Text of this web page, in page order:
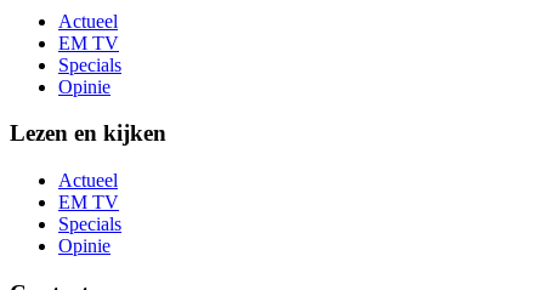
Actueel
EM TV
Specials
Opinie
Lezen en kijken
Actueel
EM TV
Specials
Opinie